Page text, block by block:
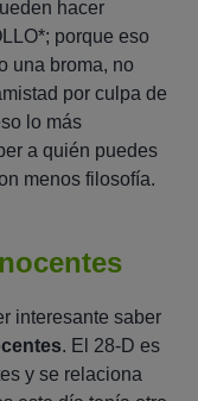
hacer
porque eso
una broma, no
por culpa de
lo más
a quién puedes
menos filosofía.
interesante saber
. El 28-D es
y se relaciona